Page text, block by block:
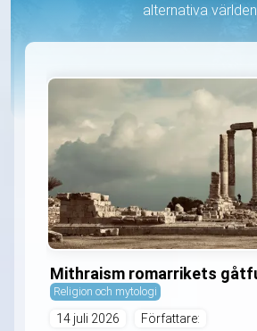
alternativa världen
Mithraism romarrikets
Religion och mytologi
14 juli 2026 Författare: